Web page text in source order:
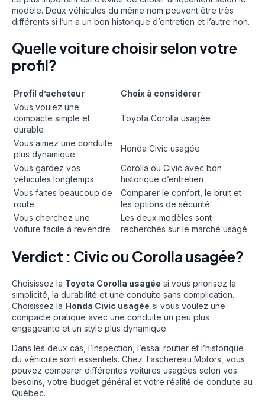
modèle. Deux véhicules du même nom peuvent être très
différents si l’un a un bon historique d’entretien et l’autre non.
Quelle voiture choisir selon votre
profil?
Profil d’acheteur
Choix à considérer
Vous voulez une
compacte simple et
durable
Toyota Corolla usagée
Vous aimez une conduite
plus dynamique
Honda Civic usagée
Vous gardez vos
véhicules longtemps
Corolla ou Civic avec bon
historique d’entretien
Vous faites beaucoup de
route
Comparer le confort, le bruit et
les options de sécurité
Vous cherchez une
voiture facile à revendre
Les deux modèles sont
recherchés sur le marché usagé
Verdict : Civic ou Corolla usagée?
Choisissez la Toyota Corolla usagée si vous priorisez la
simplicité, la durabilité et une conduite sans complication.
Choisissez la Honda Civic usagée si vous voulez une
compacte pratique avec une conduite un peu plus
engageante et un style plus dynamique.
Dans les deux cas, l’inspection, l’essai routier et l’historique
du véhicule sont essentiels. Chez Taschereau Motors, vous
pouvez comparer différentes voitures usagées selon vos
besoins, votre budget général et votre réalité de conduite au
Québec.